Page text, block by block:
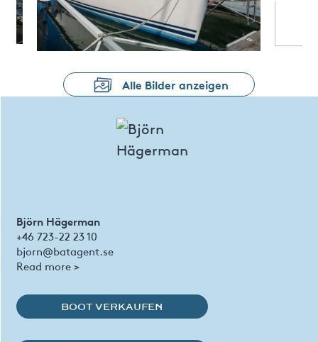
Alle Bilder anzeigen
Björn Hägerman
+46 723-22 23 10
bjorn@batagent.se
Read more >
BOOT VERKAUFEN